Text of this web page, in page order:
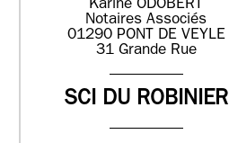
Karine ODOBERT
Notaires Associés
01290 PONT DE VEYLE
31 Grande Rue
SCI DU ROBINIER